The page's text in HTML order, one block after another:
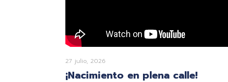
27 julio, 2026
¡Nacimiento en plena calle!